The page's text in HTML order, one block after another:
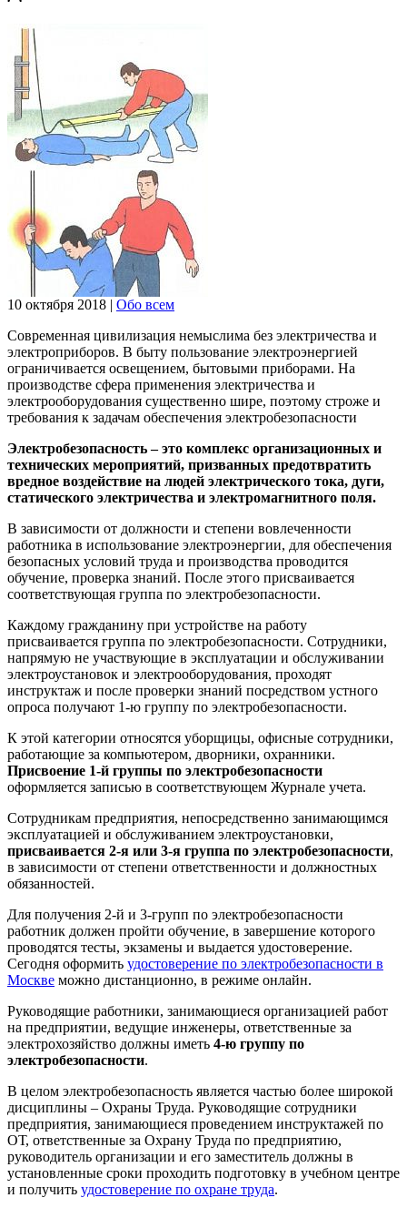
10 октября 2018 | Обо всем
Современная цивилизация немыслима без электричества и
электроприборов. В быту пользование электроэнергией
ограничивается освещением, бытовыми приборами. На
производстве сфера применения электричества и
электрооборудования существенно шире, поэтому строже и
требования к задачам обеспечения электробезопасности
Электробезопасность – это комплекс организационных и
технических мероприятий, призванных предотвратить
вредное воздействие на людей электрического тока, дуги,
статического электричества и электромагнитного поля.
В зависимости от должности и степени вовлеченности
работника в использование электроэнергии, для обеспечения
безопасных условий труда и производства проводится
обучение, проверка знаний. После этого присваивается
соответствующая группа по электробезопасности.
Каждому гражданину при устройстве на работу
присваивается группа по электробезопасности. Сотрудники,
напрямую не участвующие в эксплуатации и обслуживании
электроустановок и электрооборудования, проходят
инструктаж и после проверки знаний посредством устного
опроса получают 1-ю группу по электробезопасности.
К этой категории относятся уборщицы, офисные сотрудники,
работающие за компьютером, дворники, охранники.
Присвоение 1-й группы по электробезопасности
оформляется записью в соответствующем Журнале учета.
Сотрудникам предприятия, непосредственно занимающимся
эксплуатацией и обслуживанием электроустановки,
присваивается 2-я или 3-я группа по электробезопасности,
в зависимости от степени ответственности и должностных
обязанностей.
Для получения 2-й и 3-групп по электробезопасности
работник должен пройти обучение, в завершение которого
проводятся тесты, экзамены и выдается удостоверение.
Сегодня оформить удостоверение по электробезопасности в
Москве можно дистанционно, в режиме онлайн.
Руководящие работники, занимающиеся организацией работ
на предприятии, ведущие инженеры, ответственные за
электрохозяйство должны иметь 4-ю группу по
электробезопасности.
В целом электробезопасность является частью более широкой
дисциплины – Охраны Труда. Руководящие сотрудники
предприятия, занимающиеся проведением инструктажей по
ОТ, ответственные за Охрану Труда по предприятию,
руководитель организации и его заместитель должны в
установленные сроки проходить подготовку в учебном центре
и получить удостоверение по охране труда.